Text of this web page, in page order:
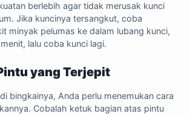
berlebih agar tidak merusak kunci
Jika kuncinya tersangkut, coba
minyak pelumas ke dalam lubang kunci,
lalu coba kunci lagi.
yang Terjepit
bingkainya, Anda perlu menemukan cara
Cobalah ketuk bagian atas pintu